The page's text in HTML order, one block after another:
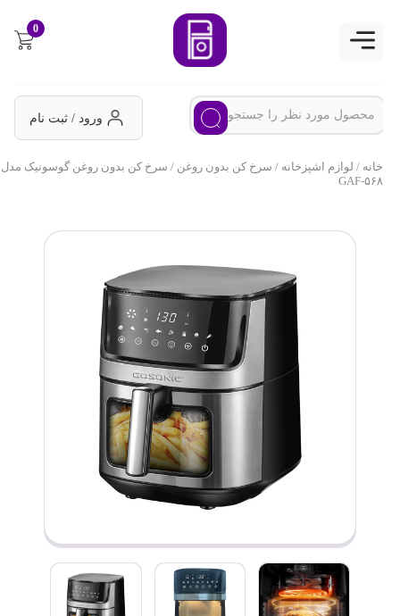
ورود / ثبت نام
خانه/لوازم اشپزخانه/سرخ کن بدون روغن/ سرخ کن بدون روغن گوسونیک مدل
GAF-۵۶۸